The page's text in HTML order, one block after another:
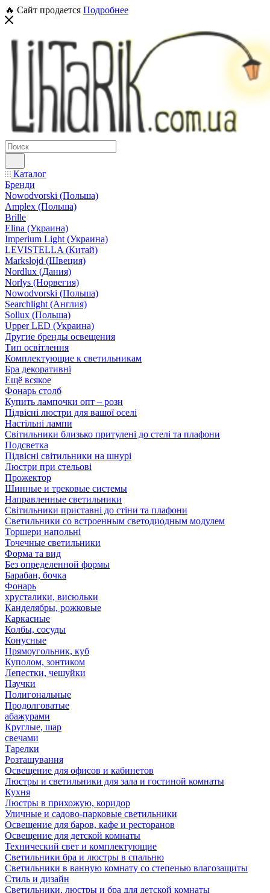
🔥 Сайт продается Подробнее
Каталог
Бренди
Nowodvorski (Польша)
Amplex (Польша)
Brille
Elina (Украина)
Imperium Light (Украина)
LEVISTELLA (Китай)
Markslojd (Швеция)
Nordlux (Дания)
Norlys (Норвегия)
Nowodvorski (Польша)
Searchlight (Англия)
Sollux (Польша)
Upper LED (Украина)
Другие бренды освещения
Тип освітлення
Комплектующие к светильникам
Бра декоративні
Ещё всякое
Фонарь столб
Купить лампочки опт – розн
Підвісні люстри для вашої оселі
Настільні лампи
Світильники близько притулені до стелі та плафони
Подсветка
Підвісні світильники на шнурі
Люстри при стельові
Прожектор
Шинные и трековые системы
Направленные светильники
Світильники приставні до стіни та плафони
Светильники со встроенным светодиодным модулем
Торшери напольні
Точечные светильники
Форма та вид
Без определенной формы
Барабан, бочка
Фонарь
хрусталики, висюльки
Канделябры, рожковые
Каркасные
Колбы, сосуды
Конусные
Прямоугольник, куб
Куполом, зонтиком
Лепестки, чешуйки
Паучки
Полигональные
Продолговатые
абажурами
Круглые, шар
свечами
Тарелки
Розташування
Освещение для офисов и кабинетов
Люстры и светильники для зала и гостиной комнаты
Кухня
Люстры в прихожую, коридор
Уличные и садово-парковые светильники
Освещение для баров, кафе и ресторанов
Освещение для детской комнаты
Технический свет и комплектующие
Светильники бра и люстры в спальню
Светильники в ванную комнату со степенью влагозащиты
Стиль и дизайн
Светильники, люстры и бра для детской комнаты